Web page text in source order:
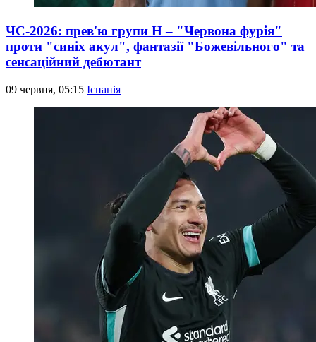
ЧС-2026: прев'ю групи Н – "Червона фурія"
проти "синіх акул", фантазії "Божевільного" та
сенсаційний дебютант
09 червня, 05:15 Іспанія